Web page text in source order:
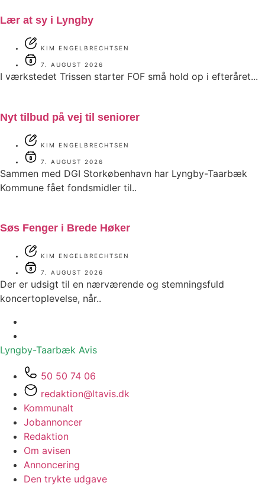
Lær at sy i Lyngby
KIM ENGELBRECHTSEN
7. AUGUST 2026
I værkstedet Trissen starter FOF små hold op i efteråret...
Nyt tilbud på vej til seniorer
KIM ENGELBRECHTSEN
7. AUGUST 2026
Sammen med DGI Storkøbenhavn har Lyngby-Taarbæk
Kommune fået fondsmidler til..
Søs Fenger i Brede Høker
KIM ENGELBRECHTSEN
7. AUGUST 2026
Der er udsigt til en nærværende og stemningsfuld
koncertoplevelse, når..
Lyngby-Taarbæk Avis
50 50 74 06
redaktion@ltavis.dk
Kommunalt
Jobannoncer
Redaktion
Om avisen
Annoncering
Den trykte udgave